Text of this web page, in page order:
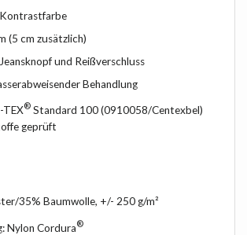
(5 cm zusätzlich)
und Reißverschluss
Behandlung
TEX®Standard 100 (0910058/Centexbel)
geprüft
35% Baumwolle, +/- 250 g/m²
Nylon Cordura®